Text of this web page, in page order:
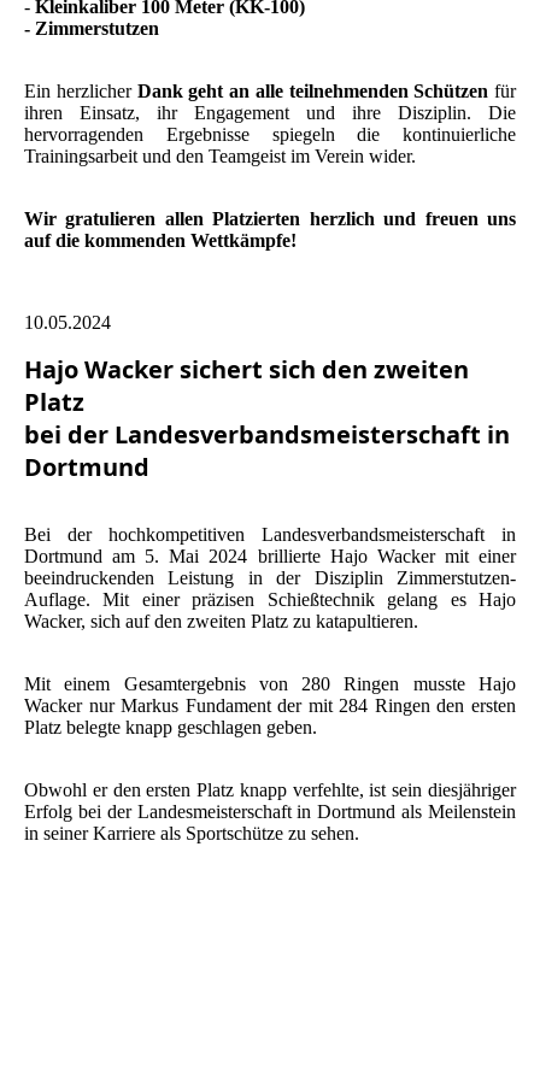
- Kleinkaliber 100 Meter (KK-100)
- Zimmerstutzen
Ein herzlicher Dank geht an alle teilnehmenden Schützen für
ihren Einsatz, ihr Engagement und ihre Disziplin. Die
hervorragenden Ergebnisse spiegeln die kontinuierliche
Trainingsarbeit und den Teamgeist im Verein wider.
Wir gratulieren allen Platzierten herzlich und freuen uns
auf die kommenden Wettkämpfe!
10.05.2024
Hajo Wacker sichert sich den zweiten
Platz
bei der Landesverbandsmeisterschaft in
Dortmund
Bei der hochkompetitiven Landesverbandsmeisterschaft in
Dortmund am 5. Mai 2024 brillierte Hajo Wacker mit einer
beeindruckenden Leistung in der Disziplin Zimmerstutzen-
Auflage. Mit einer präzisen Schießtechnik gelang es Hajo
Wacker, sich auf den zweiten Platz zu katapultieren.
Mit einem Gesamtergebnis von 280 Ringen musste Hajo
Wacker nur Markus Fundament der mit 284 Ringen den ersten
Platz belegte knapp geschlagen geben.
Obwohl er den ersten Platz knapp verfehlte, ist sein diesjähriger
Erfolg bei der Landesmeisterschaft in Dortmund als Meilenstein
in seiner Karriere als Sportschütze zu sehen.